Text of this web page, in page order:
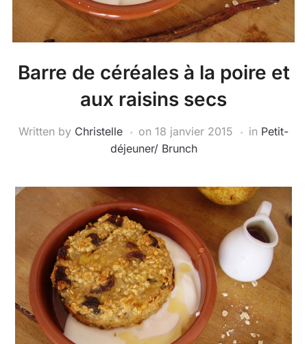
Barre de céréales à la poire et
aux raisins secs
Written by Christelle on 18 janvier 2015 in Petit-
déjeuner/ Brunch